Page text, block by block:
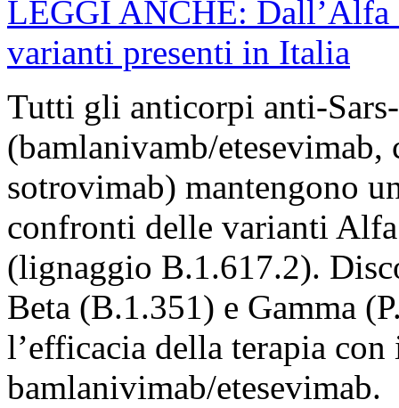
LEGGI ANCHE: Dall’Alfa
varianti presenti in Italia
Tutti gli anticorpi anti-
(bamlanivamb/
sotrovimab) mantengono
confronti delle varianti
(lignaggio B.1.617.2).
Beta (B.1.351) e Gamma
l’efficacia della terapia
bamlanivimab/etesevimab.